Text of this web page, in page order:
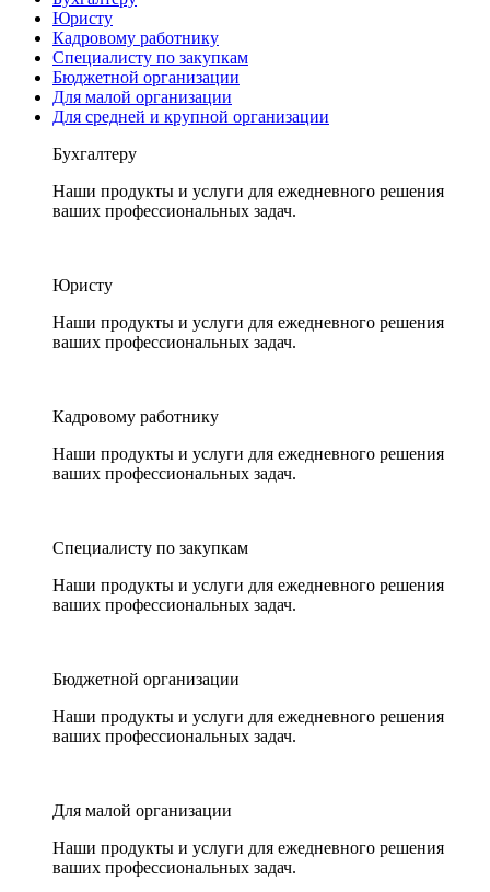
Юристу
Кадровому работнику
Специалисту по закупкам
Бюджетной организации
Для малой организации
Для средней и крупной организации
Бухгалтеру
Наши продукты и услуги для ежедневного решения
ваших профессиональных задач.
Юристу
Наши продукты и услуги для ежедневного решения
ваших профессиональных задач.
Кадровому работнику
Наши продукты и услуги для ежедневного решения
ваших профессиональных задач.
Специалисту по закупкам
Наши продукты и услуги для ежедневного решения
ваших профессиональных задач.
Бюджетной организации
Наши продукты и услуги для ежедневного решения
ваших профессиональных задач.
Для малой организации
Наши продукты и услуги для ежедневного решения
ваших профессиональных задач.